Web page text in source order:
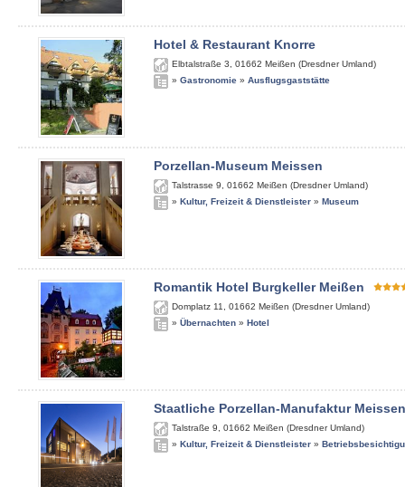
Hotel & Restaurant Knorre
Elbtalstraße 3 01662 Meißen (Dresdner Umland)
» Gastronomie » Ausflugsgaststätte
Porzellan-Museum Meissen
Talstrasse 9 01662 Meißen (Dresdner Umland)
» Kultur, Freizeit & Dienstleister » Museum
Romantik Hotel Burgkeller Meißen
Domplatz 11 01662 Meißen (Dresdner Umland)
» Übernachten » Hotel
Staatliche Porzellan-Manufaktur Meissen
Talstraße 9 01662 Meißen (Dresdner Umland)
» Kultur, Freizeit & Dienstleister »